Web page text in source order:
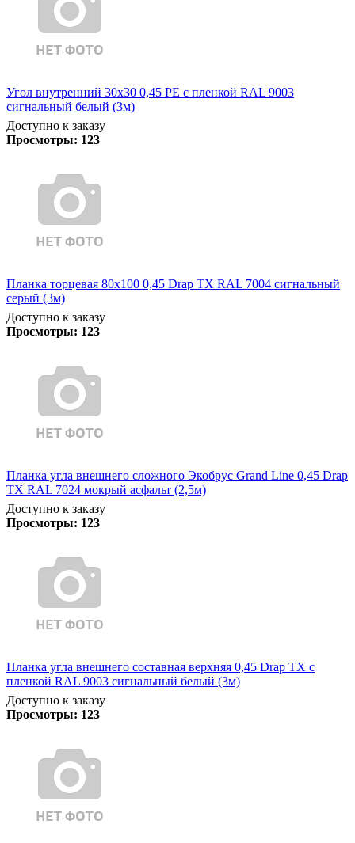
Угол внутренний 30х30 0,45 PE с пленкой RAL 9003
сигнальный белый (3м)
Доступно к заказу
Просмотры: 123
Планка торцевая 80х100 0,45 Drap TX RAL 7004 сигнальный
серый (3м)
Доступно к заказу
Просмотры: 123
Планка угла внешнего сложного Экобрус Grand Line 0,45 Drap
TX RAL 7024 мокрый асфальт (2,5м)
Доступно к заказу
Просмотры: 123
Планка угла внешнего составная верхняя 0,45 Drap TX с
пленкой RAL 9003 сигнальный белый (3м)
Доступно к заказу
Просмотры: 123